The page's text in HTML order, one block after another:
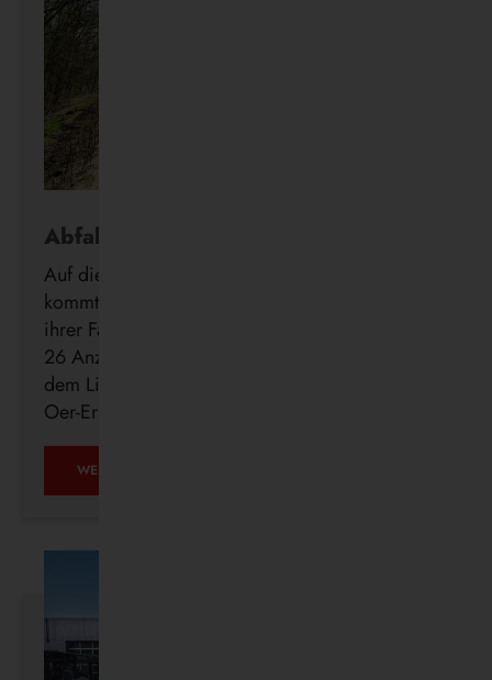
Abfahrt in Echtzeit
Auf die Minute genau wissen, wann der Bus
kommt: Die Vestische forciert die Digitalisierung
ihrer Fahrgastinformation mit der Installation von
26 Anzeigern der neuen DFI light-Systeme auf
dem Linienweg des SB24 in Recklinghausen,
Oer-Erkenschwick, Datteln und Waltrop.
WEITERLESEN …